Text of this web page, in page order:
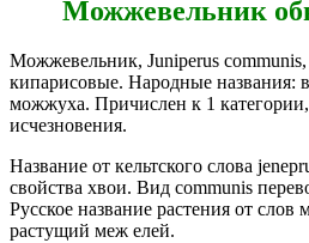
Можжевельник
Можжевельник, Juniperus communis,
кипарисовые. Народные названия:
можжуха. Причислен к 1
исчезновения.
Название от кельтского слова
свойства хвои. Вид communis
Русское название растения от слов
растущий меж елей.